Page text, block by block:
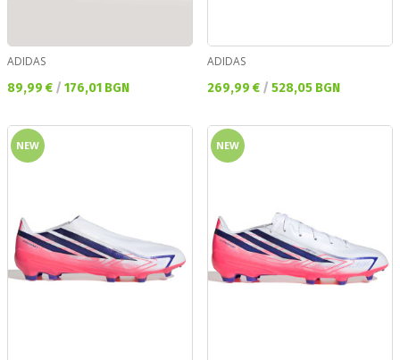
ADIDAS
Текуща цена:
89,99 € / 176,01 BGN
ADIDAS
Текуща цена:
269,99 € / 528,05 BGN
NEW NEW